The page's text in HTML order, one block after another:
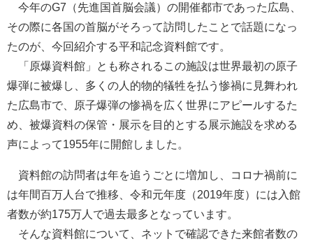
今年のG7（先進国首脳会議）の開催都市であった広島、
その際に各国の首脳がそろって訪問したことで話題になっ
たのが、今回紹介する平和記念資料館です。
「原爆資料館」とも称されるこの施設は世界最初の原子
爆弾に被爆し、多くの人的物的犠牲を払う惨禍に見舞われ
た広島市で、原子爆弾の惨禍を広く世界にアピールするた
め、被爆資料の保管・展示を目的とする展示施設を求める
声によって1955年に開館しました。
資料館の訪問者は年を追うごとに増加し、コロナ禍前に
は年間百万人台で推移、令和元年度（2019年度）には入館
者数が約175万人で過去最多となっています。
そんな資料館について、ネットで確認できた来館者数の